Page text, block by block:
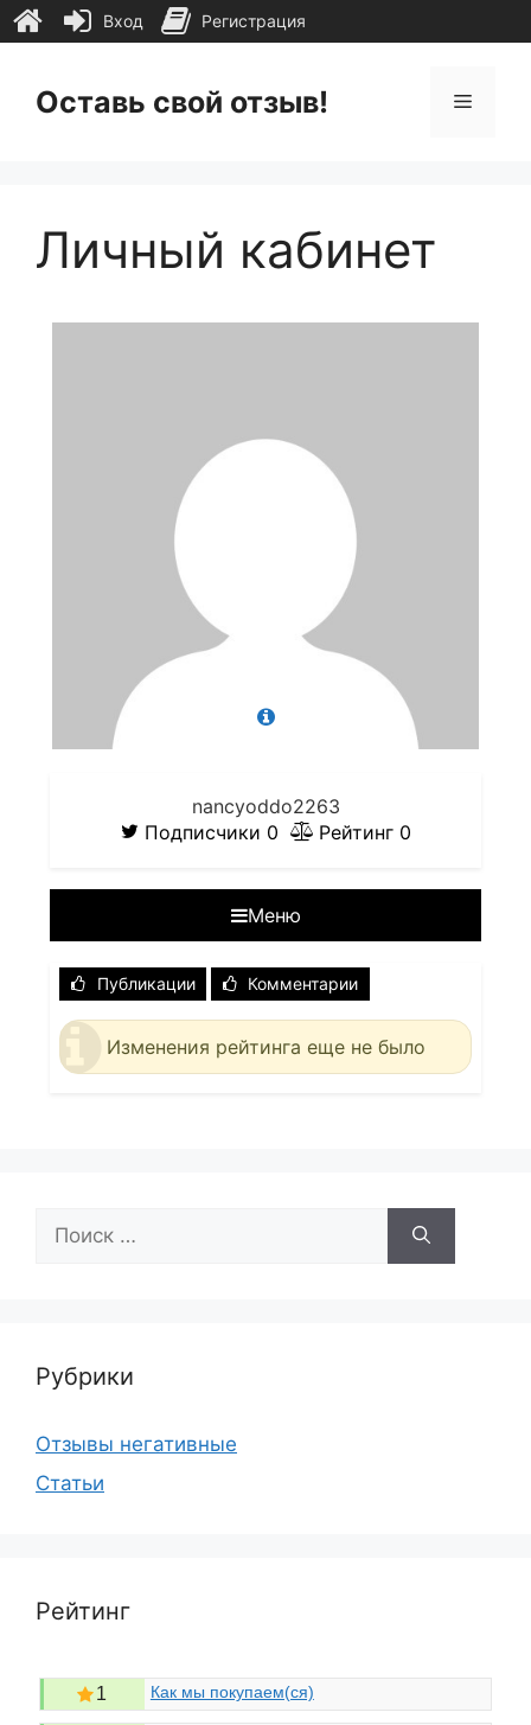
содержимому
Оставь свой отзыв! Меню
Личный кабинет
nancyoddo2263
Подписчики 0 Рейтинг 0
Меню
Публикации Комментарии
Изменения рейтинга еще не было
Рубрики
Отзывы негативные
Статьи
Рейтинг
1 Как мы покупаем(ся)
Вход Регистрация